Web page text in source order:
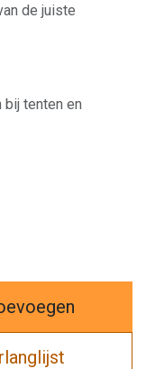
de juiste
bij tenten en